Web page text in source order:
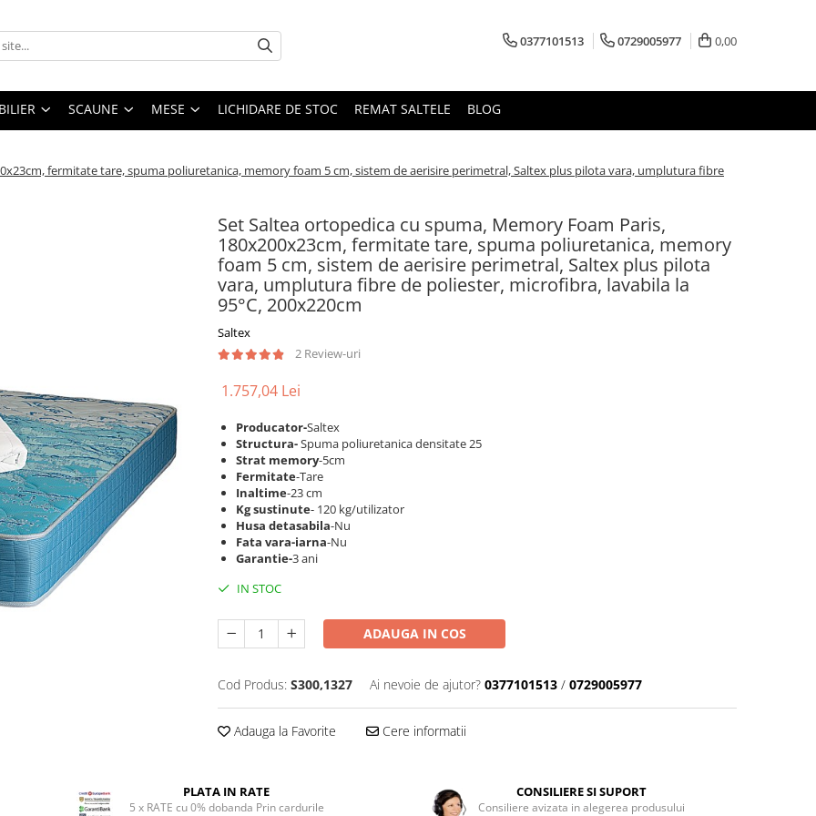
0377101513 0729005977 0,00
SCAUNE MESE LICHIDARE DE STOC REMAT SALTELE BLOG
fermitate tare, spuma poliuretanica, memory foam 5 cm, sistem de aerisire perimetral, Saltex plus pilota vara, umplutura fibre
Set Saltea ortopedica cu spuma, Memory Foam Paris,
180x200x23cm, fermitate tare, spuma poliuretanica, memory
foam 5 cm, sistem de aerisire perimetral, Saltex plus pilota
vara, umplutura fibre de poliester, microfibra, lavabila la
95°C, 200x220cm
Saltex
2 Review-uri
1.757,04 Lei
Producator-Saltex
Structura-Spuma poliuretanica densitate 25
Strat memory-5cm
Fermitate-Tare
Inaltime-23 cm
Kg sustinute- 120 kg/utilizator
Husa detasabila-Nu
Fata vara-iarna-Nu
Garantie-3 ani
IN STOC
ADAUGA IN COS
Cod Produs: S300,1327 Ai nevoie de ajutor? 0377101513 / 0729005977
Adauga la Favorite Cere informatii
PLATA IN RATE
5 x RATE cu 0% dobanda Prin cardurile
CONSILIERE SI SUPORT
Consiliere avizata in alegerea produsului